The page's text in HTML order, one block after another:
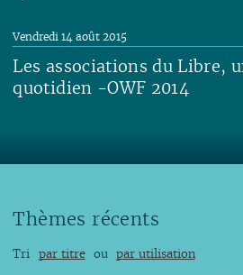
Les associations du Libre,
quotidien -OWF 2014
Vendredi 14 août 2015
Thèmes récents
Tri par titre ou par utilisation